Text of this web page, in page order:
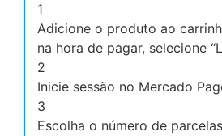
1
Adicione o produto ao
na hora de pagar, selecione
2
Inicie sessão no Mercado
3
Escolha o número de